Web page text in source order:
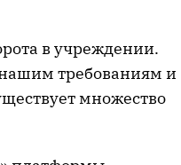
в учреждении.
нашим требованиям и
множество